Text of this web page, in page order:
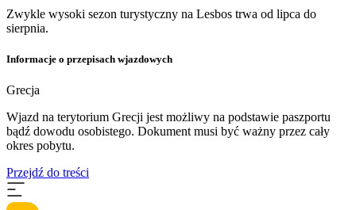
Zwykle wysoki sezon turystyczny na Lesbos trwa od lipca do
sierpnia.
Informacje o przepisach wjazdowych
Grecja
Wjazd na terytorium Grecji jest możliwy na podstawie paszportu
bądź dowodu osobistego. Dokument musi być ważny przez cały
okres pobytu.
Przejdź do treści